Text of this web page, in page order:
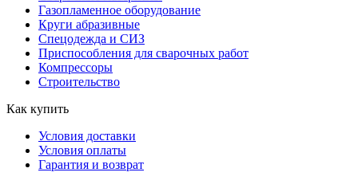
Газопламенное оборудование
Круги абразивные
Спецодежда и СИЗ
Приспособления для сварочных работ
Компрессоры
Строительство
Как купить
Условия доставки
Условия оплаты
Гарантия и возврат